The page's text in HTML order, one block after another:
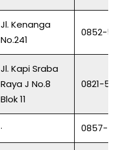
Jl. Kenanga
No.241
0852-
Jl. Kapi Sraba
Raya J No.8
Blok 11
0821-
· 0857-